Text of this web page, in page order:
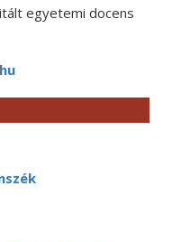
egyetemi docens